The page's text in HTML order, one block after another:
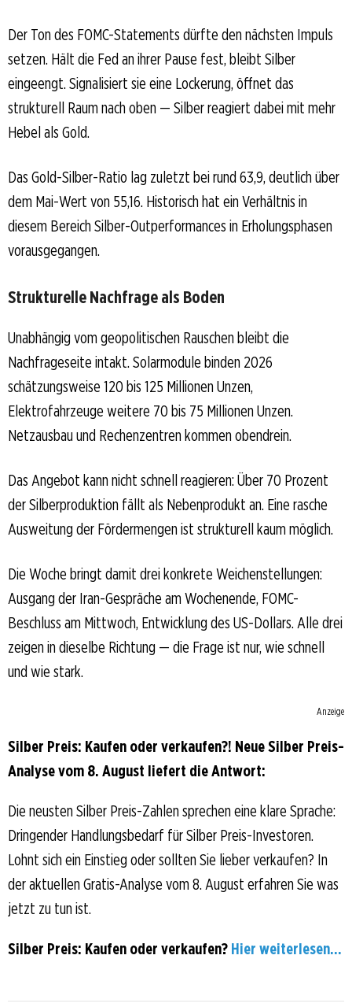
Der Ton des FOMC-Statements dürfte den nächsten Impuls
setzen. Hält die Fed an ihrer Pause fest, bleibt Silber
eingeengt. Signalisiert sie eine Lockerung, öffnet das
strukturell Raum nach oben — Silber reagiert dabei mit mehr
Hebel als Gold.
Das Gold-Silber-Ratio lag zuletzt bei rund 63,9, deutlich über
dem Mai-Wert von 55,16. Historisch hat ein Verhältnis in
diesem Bereich Silber-Outperformances in Erholungsphasen
vorausgegangen.
Strukturelle Nachfrage als Boden
Unabhängig vom geopolitischen Rauschen bleibt die
Nachfrageseite intakt. Solarmodule binden 2026
schätzungsweise 120 bis 125 Millionen Unzen,
Elektrofahrzeuge weitere 70 bis 75 Millionen Unzen.
Netzausbau und Rechenzentren kommen obendrein.
Das Angebot kann nicht schnell reagieren: Über 70 Prozent
der Silberproduktion fällt als Nebenprodukt an. Eine rasche
Ausweitung der Fördermengen ist strukturell kaum möglich.
Die Woche bringt damit drei konkrete Weichenstellungen:
Ausgang der Iran-Gespräche am Wochenende, FOMC-
Beschluss am Mittwoch, Entwicklung des US-Dollars. Alle drei
zeigen in dieselbe Richtung — die Frage ist nur, wie schnell
und wie stark.
Anzeige
Silber Preis: Kaufen oder verkaufen?! Neue Silber Preis-
Analyse vom 8. August liefert die Antwort:
Die neusten Silber Preis-Zahlen sprechen eine klare Sprache:
Dringender Handlungsbedarf für Silber Preis-Investoren.
Lohnt sich ein Einstieg oder sollten Sie lieber verkaufen? In
der aktuellen Gratis-Analyse vom 8. August erfahren Sie was
jetzt zu tun ist.
Silber Preis: Kaufen oder verkaufen? Hier weiterlesen...